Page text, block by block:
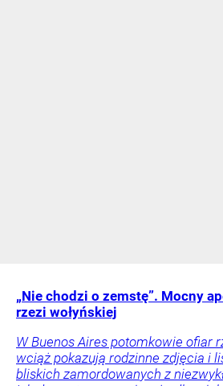
„Nie chodzi o zemstę”. Mocny
rzezi wołyńskiej
W Buenos Aires potomkowie ofiar
wciąż pokazują rodzinne zdjęcia i
bliskich zamordowanych z